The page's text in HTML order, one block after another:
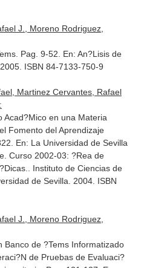
J., Moreno Rodriguez,
Pag. 9-52. En: An?Lisis de
ISBN 84-7133-750-9
Martinez Cervantes, Rafael
Acad?Mico en una Materia
Fomento del Aprendizaje
En: La Universidad de Sevilla
Curso 2002-03: ?Rea de
. Instituto de Ciencias de
de Sevilla. 2004. ISBN
J., Moreno Rodriguez,
Banco de ?Tems Informatizado
de Pruebas de Evaluaci?